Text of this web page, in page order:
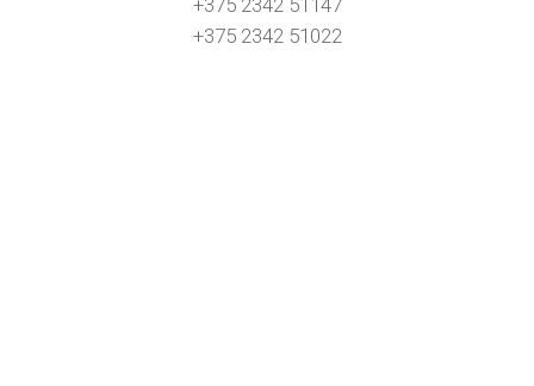
+375 2342 51147
+375 2342 51022